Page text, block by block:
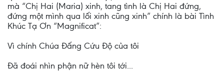
mà “Chị Hai (Maria) xinh, tang tình là Chị Hai đứng,
đứng một mình qua lối xinh cũng xinh” chính là bài Tình
Khúc Tạ Ơn “Magnificat”:
Vì chính Chúa Ðấng Cứu Ðộ của tôi
Ðã đoái nhìn phận nữ hèn tôi tới...